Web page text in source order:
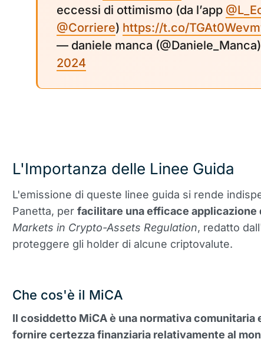
eccessi di ottimismo (da l’app ⁦
@Corriere⁩) https://t.co/
— daniele manca (@Daniele_Manca)
2024
L'Importanza delle Linee Guida
L'emissione di queste linee guida si rende
Panetta, per facilitare una efficace applicazione
Markets in Crypto-Assets Regulation, redatto
proteggere gli holder di alcune criptovalute.
Che cos'è il MiCA
Il cosiddetto MiCA è una normativa comunitaria
fornire certezza finanziaria relativamente al